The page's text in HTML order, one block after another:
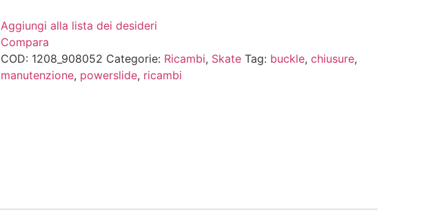
Aggiungi alla lista dei desideri
Compara
COD: 1208_908052 Categorie: Ricambi, Skate Tag: buckle, chiusure,
manutenzione, powerslide, ricambi